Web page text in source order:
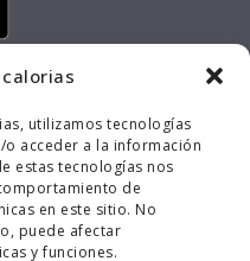
utilizamos tecnologías
acceder a la información
estas tecnologías nos
de
en este sitio. No
puede afectar
y funciones.